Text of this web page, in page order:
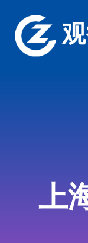
上